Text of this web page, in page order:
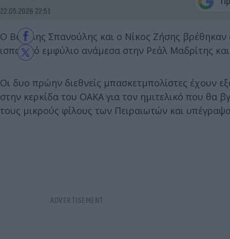
22.05.2026 22:51
Ο Βασίλης Σπανούλης και ο Νίκος Ζήσης
ισπανικό εμφύλιο ανάμεσα στην Ρεάλ Μαδρίτης
Οι δυο πρώην διεθνείς μπασκετμπολίστες έχουν
στην κερκίδα του ΟΑΚΑ για τον ημιτελικό που θα
τους μικρούς φίλους των Πειραιωτών και